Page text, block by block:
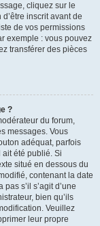
cliquez sur le
inscrit avant de
de vos permissions
exemple : vous pouvez
transférer des pièces
?
du forum,
messages. Vous
adéquat, parfois
été publié. Si
situé en dessous du
contenant la date
s’il s’agit d’une
bien qu’ils
Veuillez
leur propre